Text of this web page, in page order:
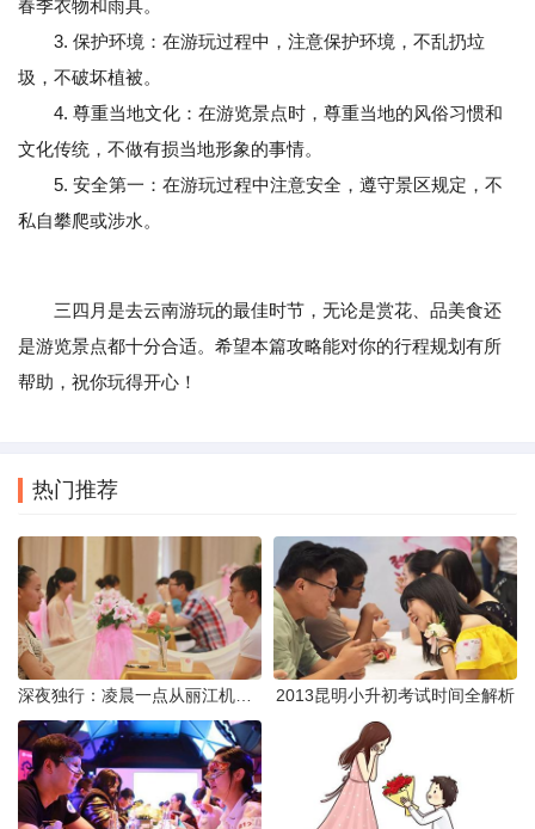
春季衣物和雨具。
3. 保护环境：在游玩过程中，注意保护环境，不乱扔垃
圾，不破坏植被。
4. 尊重当地文化：在游览景点时，尊重当地的风俗习惯和
文化传统，不做有损当地形象的事情。
5. 安全第一：在游玩过程中注意安全，遵守景区规定，不
私自攀爬或涉水。
三四月是去云南游玩的最佳时节，无论是赏花、品美食还
是游览景点都十分合适。希望本篇攻略能对你的行程规划有所
帮助，祝你玩得开心！
热门推荐
2013昆明小升初考试时间全解析